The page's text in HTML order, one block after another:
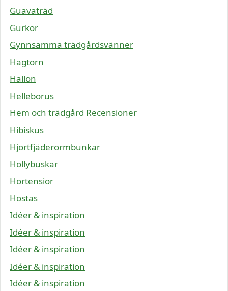
Guavaträd
Gurkor
Gynnsamma trädgårdsvänner
Hagtorn
Hallon
Helleborus
Hem och trädgård Recensioner
Hibiskus
Hjortfjäderormbunkar
Hollybuskar
Hortensior
Hostas
Idéer & inspiration
Idéer & inspiration
Idéer & inspiration
Idéer & inspiration
Idéer & inspiration